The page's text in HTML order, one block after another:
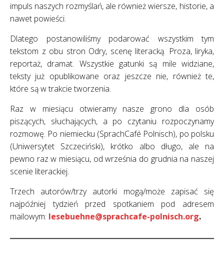
impuls naszych rozmyślań, ale również wiersze, historie, a
nawet powieści.
Dlatego postanowiliśmy podarować wszystkim tym
tekstom z obu stron Odry, scenę literacką. Proza, liryka,
reportaż, dramat. Wszystkie gatunki są mile widziane,
teksty już opublikowane oraz jeszcze nie, również te,
które są w trakcie tworzenia.
Raz w miesiącu otwieramy nasze grono dla osób
piszących, słuchających, a po czytaniu rozpoczynamy
rozmowę. Po niemiecku (SprachCafé Polnisch), po polsku
(Uniwersytet Szczeciński), krótko albo długo, ale na
pewno raz w miesiącu, od września do grudnia na naszej
scenie literackiej.
Trzech autorów/trzy autorki mogą/może zapisać się
najpóźniej tydzień przed spotkaniem pod adresem
mailowym: lesebuehne@sprachcafe-polnisch.org.